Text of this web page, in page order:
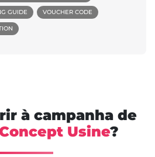
GUIDE VOUCHER CODE
à campanha de
Usine?